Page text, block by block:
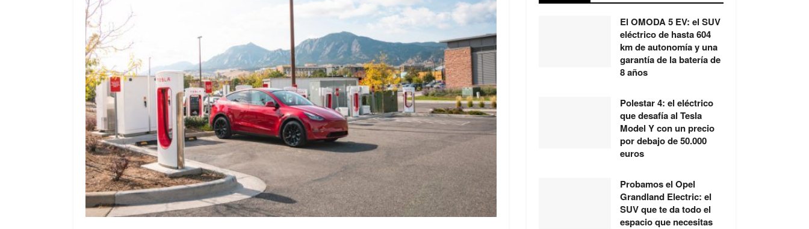
El OMODA 5 EV: el SUV
eléctrico de hasta 604
km de autonomía y una
garantía de la batería de
8 años
Polestar 4: el eléctrico
que desafía al Tesla
Model Y con un precio
por debajo de 50.000
euros
Probamos el Opel
Grandland Electric: el
SUV que te da todo el
espacio que necesitas